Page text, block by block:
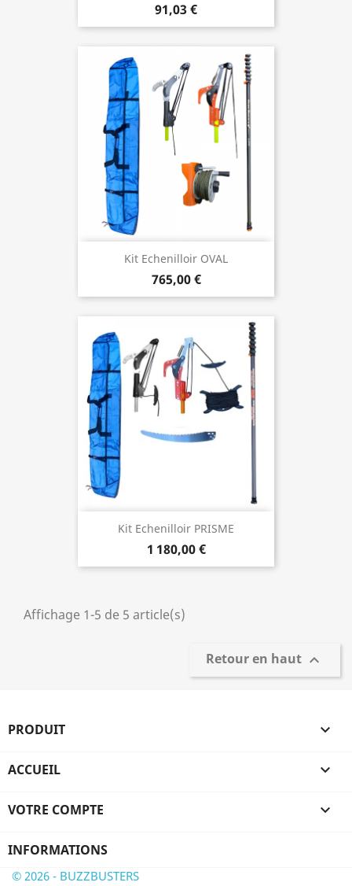
91,03 €
Kit Echenilloir OVAL
765,00 €
Kit Echenilloir PRISME
1 180,00 €
Affichage 1-5 de 5 article(s)
Retour en haut 
PRODUIT 
ACCUEIL 
VOTRE COMPTE 
INFORMATIONS
© 2026 - BUZZBUSTERS